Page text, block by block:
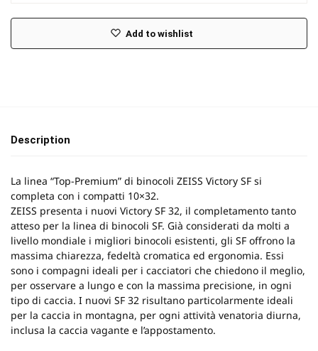
Add to wishlist
Description
La linea “Top-Premium” di binocoli ZEISS Victory SF si
completa con i compatti 10×32.
ZEISS presenta i nuovi Victory SF 32, il completamento tanto
atteso per la linea di binocoli SF. Già considerati da molti a
livello mondiale i migliori binocoli esistenti, gli SF offrono la
massima chiarezza, fedeltà cromatica ed ergonomia. Essi
sono i compagni ideali per i cacciatori che chiedono il meglio,
per osservare a lungo e con la massima precisione, in ogni
tipo di caccia. I nuovi SF 32 risultano particolarmente ideali
per la caccia in montagna, per ogni attività venatoria diurna,
inclusa la caccia vagante e l’appostamento.